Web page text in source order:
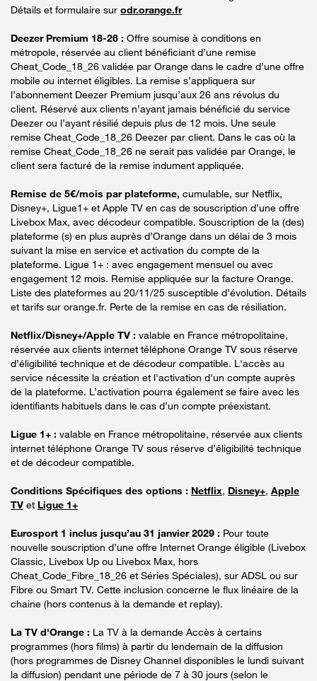
Détails et formulaire sur odr.orange.fr
Deezer Premium 18-26 : Offre soumise à conditions en
métropole, réservée au client bénéficiant d’une remise
Cheat_Code_18_26 validée par Orange dans le cadre d’une offre
mobile ou internet éligibles. La remise s’appliquera sur
l’abonnement Deezer Premium jusqu’aux 26 ans révolus du
client. Réservé aux clients n’ayant jamais bénéficié du service
Deezer ou l’ayant résilié depuis plus de 12 mois. Une seule
remise Cheat_Code_18_26 Deezer par client. Dans le cas où la
remise Cheat_Code_18_26 ne serait pas validée par Orange, le
client sera facturé de la remise indument appliquée.
Remise de 5€/mois par plateforme, cumulable, sur Netflix,
Disney+, Ligue1+ et Apple TV en cas de souscription d’une offre
Livebox Max, avec décodeur compatible. Souscription de la (des)
plateforme (s) en plus auprès d’Orange dans un délai de 3 mois
suivant la mise en service et activation du compte de la
plateforme. Ligue 1+ : avec engagement mensuel ou avec
engagement 12 mois. Remise appliquée sur la facture Orange.
Liste des plateformes au 20/11/25 susceptible d’évolution. Détails
et tarifs sur orange.fr. Perte de la remise en cas de résiliation.
Netflix/Disney+/Apple TV : valable en France métropolitaine,
réservée aux clients internet téléphone Orange TV sous réserve
d’éligibilité technique et de décodeur compatible. L'accès au
service nécessite la création et l'activation d'un compte auprès
de la plateforme. L’activation pourra également se faire avec les
identifiants habituels dans le cas d’un compte préexistant.
Ligue 1+ : valable en France métropolitaine, réservée aux clients
internet téléphone Orange TV sous réserve d’éligibilité technique
et de décodeur compatible.
Conditions Spécifiques des options : Netflix, Disney+, Apple
TV et Ligue 1+
Eurosport 1 inclus jusqu’au 31 janvier 2029 : Pour toute
nouvelle souscription d’une offre Internet Orange éligible (Livebox
Classic, Livebox Up ou Livebox Max, hors
Cheat_Code_Fibre_18_26 et Séries Spéciales), sur ADSL ou sur
Fibre ou Smart TV. Cette inclusion concerne le flux linéaire de la
chaine (hors contenus à la demande et replay).
La TV d'Orange : La TV à la demande Accès à certains
programmes (hors films) à partir du lendemain de la diffusion
(hors programmes de Disney Channel disponibles le lundi suivant
la diffusion) pendant une période de 7 à 30 jours (selon le